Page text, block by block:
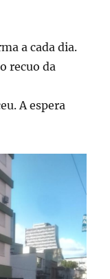
a cada dia.
recuo da
A espera